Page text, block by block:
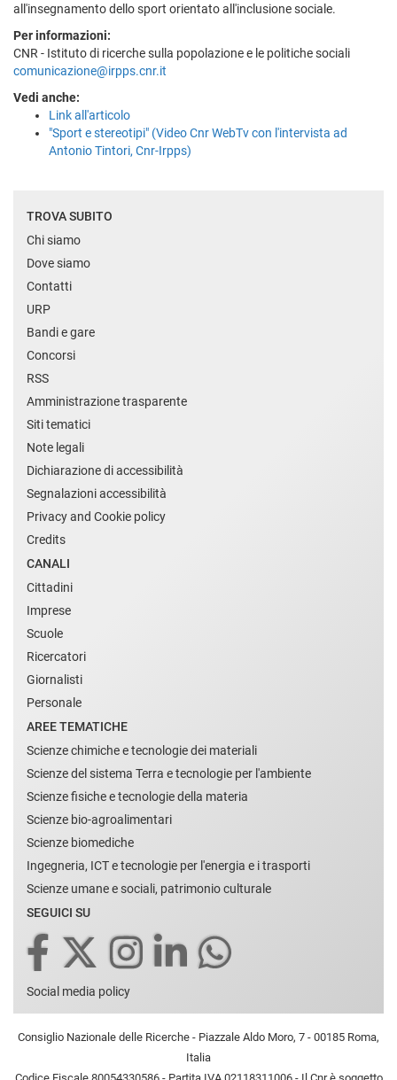
all'insegnamento dello sport orientato all'inclusione sociale.
Per informazioni:
CNR - Istituto di ricerche sulla popolazione e le politiche sociali
comunicazione@irpps.cnr.it
Vedi anche:
Link all'articolo
"Sport e stereotipi" (Video Cnr WebTv con l'intervista ad
Antonio Tintori, Cnr-Irpps)
TROVA SUBITO
Chi siamo
Dove siamo
Contatti
URP
Bandi e gare
Concorsi
RSS
Amministrazione trasparente
Siti tematici
Note legali
Dichiarazione di accessibilità
Segnalazioni accessibilità
Privacy and Cookie policy
Credits
CANALI
Cittadini
Imprese
Scuole
Ricercatori
Giornalisti
Personale
AREE TEMATICHE
Scienze chimiche e tecnologie dei materiali
Scienze del sistema Terra e tecnologie per l'ambiente
Scienze fisiche e tecnologie della materia
Scienze bio-agroalimentari
Scienze biomediche
Ingegneria, ICT e tecnologie per l'energia e i trasporti
Scienze umane e sociali, patrimonio culturale
SEGUICI SU
Social media policy
Consiglio Nazionale delle Ricerche - Piazzale Aldo Moro, 7 - 00185 Roma,
Italia